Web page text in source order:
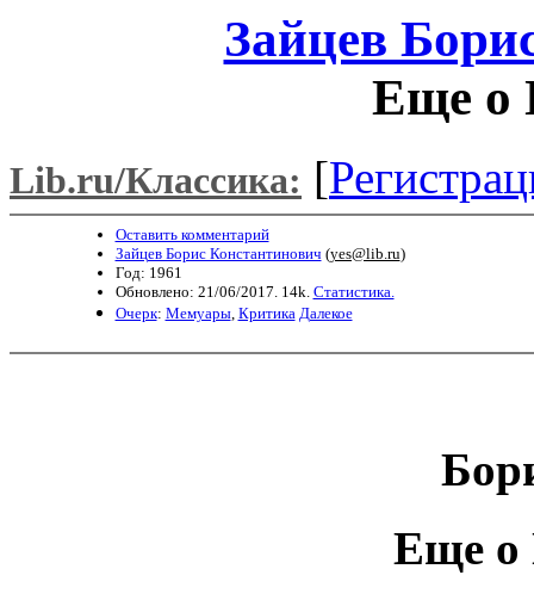
Зайцев
Еще о
Lib.ru/Классика: [
Оставить комментарий
Зайцев Борис Константинович (yes@lib.ru)
Год: 1961
Обновлено: 21/06/2017. 14k. Статистика.
Очерк: Мемуары, Критика Далекое
Еще о